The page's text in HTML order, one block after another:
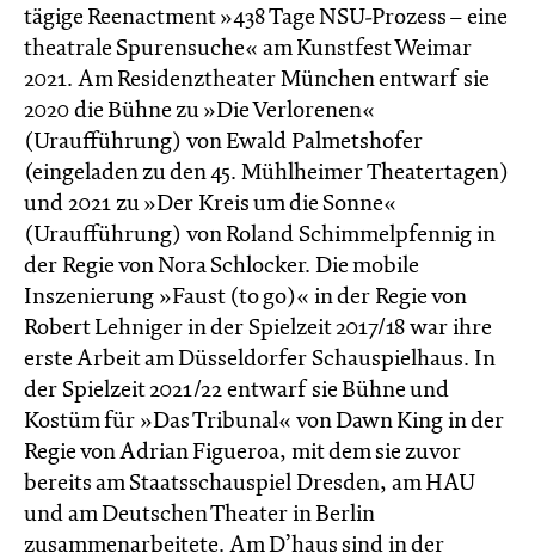
tägige Reenactment »438 Tage NSU-Prozess – eine
theatrale Spurensuche« am Kunstfest Weimar
2021. Am Residenztheater München entwarf sie
2020 die Bühne zu »Die Verlorenen«
(Uraufführung) von Ewald Palmetshofer
(eingeladen zu den 45. Mühlheimer Theatertagen)
und 2021 zu »Der Kreis um die Sonne«
(Uraufführung) von Roland Schimmelpfennig in
der Regie von Nora Schlocker. Die mobile
Inszenierung »Faust (to go)« in der Regie von
Robert Lehniger in der Spielzeit 2017/18 war ihre
erste Arbeit am Düsseldorfer Schauspielhaus. In
der Spielzeit 2021/22 entwarf sie Bühne und
Kostüm für »Das Tribunal« von Dawn King in der
Regie von Adrian Figueroa, mit dem sie zuvor
bereits am Staatsschauspiel Dresden, am HAU
und am Deutschen Theater in Berlin
zusammenarbeitete. Am D’haus sind in der